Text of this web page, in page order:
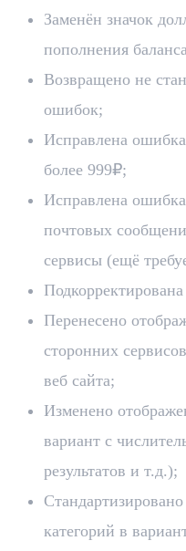
Заменён значок
пополнения
Возвращено не
ошибок;
Исправлена
более 999₽;
Исправлена
почтовых
сервисы (ещё
Перенесено
сторонних
веб сайта;
Изменено
вариант с
результатов и т.д.);
категорий в